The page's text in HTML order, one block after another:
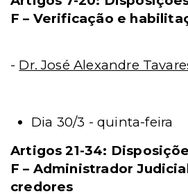
F – Verificação e
- Dr. José Alexandre
Dia 30/3 - quinta-feira
Artigos 21-34:
F – Administrador
credores